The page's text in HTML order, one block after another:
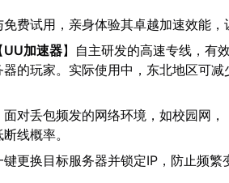
免费试用，亲身体验其卓越加速效能，
UU加速器】自主研发的高速专线，有
的玩家。实际使用中，东北地区可
面对丢包频发的网络环境，如校园网，
线概率。
键更换目标服务器并锁定IP，防止频